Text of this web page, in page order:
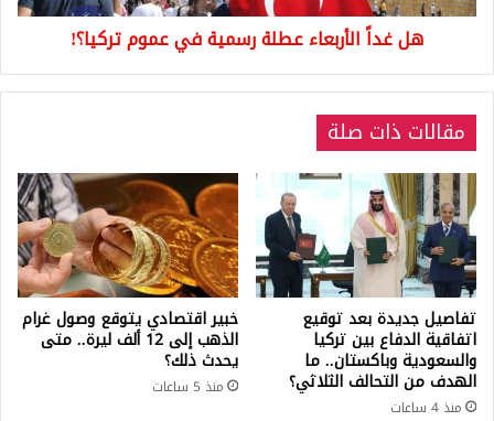
هل غداً الأربعاء عطلة رسمية في عموم تركيا؟!
مقالات ذات صلة
تفاصيل جديدة بعد توقيع
اتفاقية الدفاع بين تركيا
والسعودية وباكستان.. ما
الهدف من التحالف الثلاثي؟
منذ 4 ساعات
خبير اقتصادي يتوقع وصول غرام
الذهب إلى 12 ألف ليرة.. متى
يحدث ذلك؟
منذ 5 ساعات